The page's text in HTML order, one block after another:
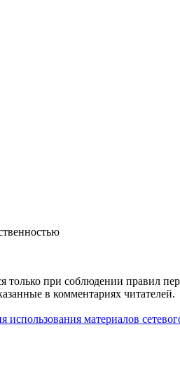
только при соблюдении правил
в комментариях читателей.
использования материалов